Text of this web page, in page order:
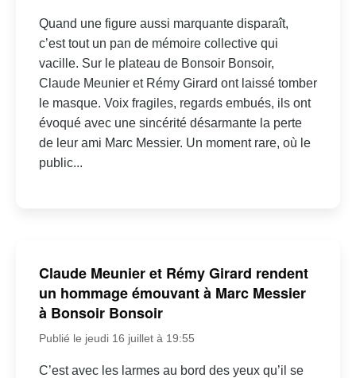
Quand une figure aussi marquante disparaît,
c’est tout un pan de mémoire collective qui
vacille. Sur le plateau de Bonsoir Bonsoir,
Claude Meunier et Rémy Girard ont laissé tomber
le masque. Voix fragiles, regards embués, ils ont
évoqué avec une sincérité désarmante la perte
de leur ami Marc Messier. Un moment rare, où le
public...
Claude Meunier et Rémy Girard rendent
un hommage émouvant à Marc Messier
à Bonsoir Bonsoir
Publié le jeudi 16 juillet à 19:55
C’est avec les larmes au bord des yeux qu’il se